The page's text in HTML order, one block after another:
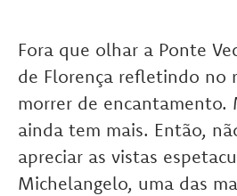
Fora que olhar a Ponte
de Florença refletindo no
morrer de encantamento.
ainda tem mais. Então,
apreciar as vistas
Michelangelo, uma das